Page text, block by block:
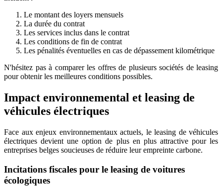
Le montant des loyers mensuels
La durée du contrat
Les services inclus dans le contrat
Les conditions de fin de contrat
Les pénalités éventuelles en cas de dépassement kilométrique
N'hésitez pas à comparer les offres de plusieurs sociétés de leasing
pour obtenir les meilleures conditions possibles.
Impact environnemental et leasing de
véhicules électriques
Face aux enjeux environnementaux actuels, le leasing de véhicules
électriques devient une option de plus en plus attractive pour les
entreprises belges soucieuses de réduire leur empreinte carbone.
Incitations fiscales pour le leasing de voitures
écologiques